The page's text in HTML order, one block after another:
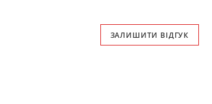
ЗАЛИШИТИ ВІДГУК